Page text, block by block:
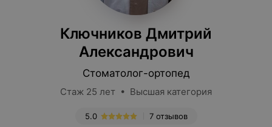
Ключников Дмитрий
Александрович
Стоматолог-ортопед
Стаж 25 лет • Высшая категория
7 отзывов
5.0